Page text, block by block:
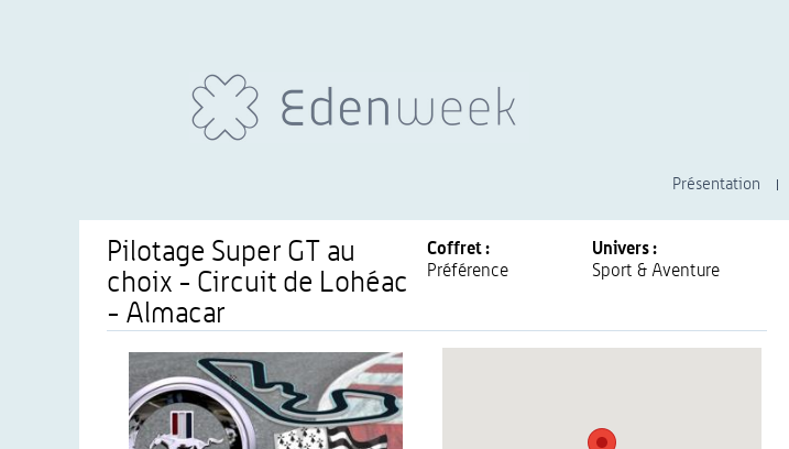
Présentation
Pilotage Super GT au
choix - Circuit de Lohéac
- Almacar
Coffret :
Préférence
Univers :
Sport & Aventure